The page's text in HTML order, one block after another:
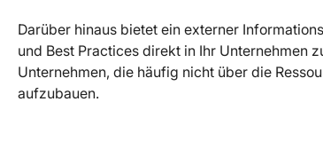
Darüber hinaus bietet ein externer
und Best Practices direkt in Ihr Unternehmen
Unternehmen, die häufig nicht über die
aufzubauen.